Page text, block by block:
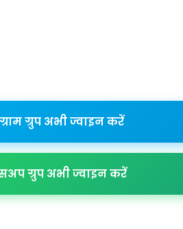
ग्रुप अभी ज्वाइन करें
ग्रुप अभी ज्वाइन करें